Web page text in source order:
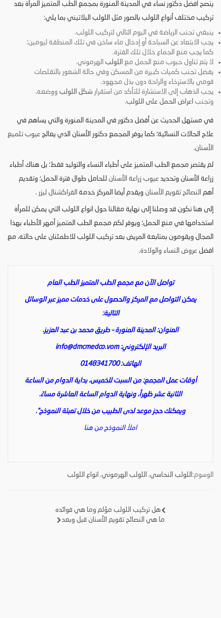
ينصح افضل دكتور نساء في المدينة المنورة بمجمع الطب المتميز المرأة بعد
تركيب مختلف أنواع اللولب بالصور مثل اللولب البلاتيني بما يلي:
ينبغي تجنب الرياضة في اليوم التالي لتركيب اللولب.
يجب الابتعاد عن السباحة أو إدخال ماء ساخن في تلك المنطقة ليومين؛
كما يجب منع الجماع خلال تلك الفترة.
لا يتم تناول حبوب منع الحمل مع اللولب الهرموني.
يفضل تجنب كميات كبيرة من المسكن وفي حالة الشعور بالتقلصات
قومي بالاسترخاء والراحة دون بذل مجهود.
يجب الذهاب إلى الاستشارة للتأكد من استقرار شكل اللولب ووضعه،
وتجنب اعراض الحمل على اللولب.
في مستهل الحديث عن أفضل دكتور في المدينة المنورة والتي يساهم في
علاح الحالات النسائية؛ كما يوفر المجمع دكتور الأسنان الذي يعالج عيوب تلميع
الأسنان.
لم يقتصر مجمع الطب المتميز على أطباء النساء والتوليد فقط؛ بل هناك أطباء
زراعة الأسنان وتحديد عيوب زراعة الأسنان للحامل طوال فترة الحمل؛ وتقديم
أهم النصائح تقويم الأسنان ويقدم أيضا المركز خدمة الفراكشنال ليزر .
إلى هنا نكون قد وصلنا إلى نهاية مقالنا حول انواع اللولب التي يمكن للمرأة
استخدامها في منع الحمل؛ ويوفر لكم مجمع الطب المتميز أمهر الأطباء بهذا
المجال ويقومون بمتابعة المريض بعد تركيب اللولب للاطمئنان على حالته، مع
افضل عروض النساء والولادة.
تواصل الآن مع مجمع الطب المتميز الطب العام
يمكن التواصل مع المركز والحصول على خدمات مميز عبر الوسائل
التالية:
العنوان: المدينة المنورة – طريق محمد بن عبد العزيز.
البريد الإلكتروني:info@dmcmedco.vom
الهاتف: 0148341700
أوقات عمل المجمع: من السبت للخميس، بداية الدوام من الساعة
الثانية عشر ظهراً، ونهاية الدوام الساعة العاشرة مساءً.
ويمكنك حجز موعد لدى الطبيب من خلال تعبئة النموذج”.
املأ النموذج من هنا
الوسوم: اللولب النحاسي, اللولب الهرموني, انواع اللولب
هل تركيب اللولب مؤلم وما هي فوائده
ما هي النصائح تقويم الأسنان قبل وبعد